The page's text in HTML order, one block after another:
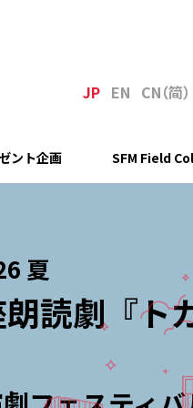
JP EN CN（简）
ント企画 SFM Field
夏
読劇『ト